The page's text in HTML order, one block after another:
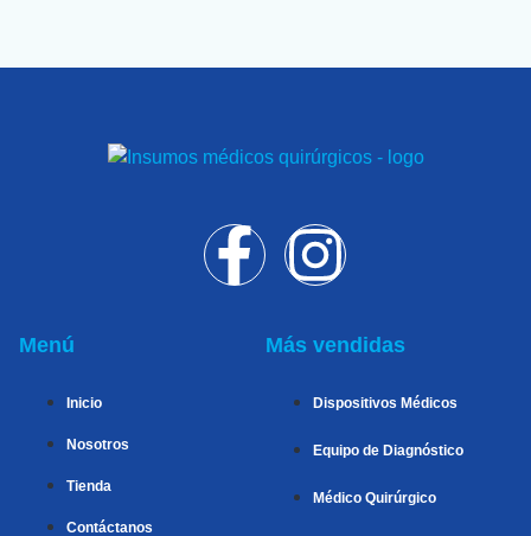
Menú
Inicio
Nosotros
Tienda
Contáctanos
Más vendidas
Dispositivos Médicos
Equipo de Diagnóstico
Médico Quirúrgico